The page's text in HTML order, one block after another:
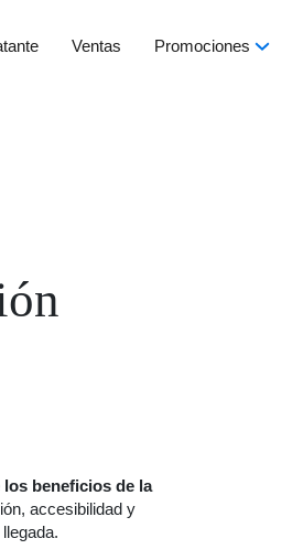
Ventas Promociones
beneficios de la
accesibilidad y